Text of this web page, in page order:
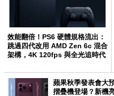
效能翻倍！PS6 硬體規格流出：
跳過四代改用 AMD Zen 6c 混合
架構，4K 120fps 與全光追時代
蘋果秋季發表會大
摺疊機登場？新機